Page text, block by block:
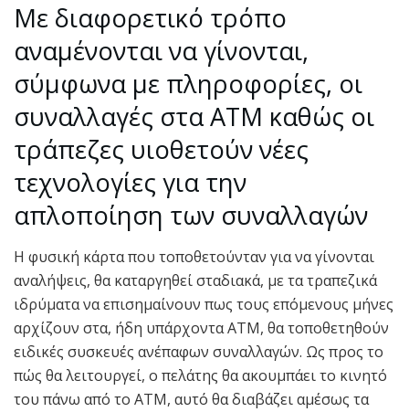
Με διαφορετικό τρόπο
αναμένονται να γίνονται,
σύμφωνα με πληροφορίες, οι
συναλλαγές στα ΑΤΜ καθώς οι
τράπεζες υιοθετούν νέες
τεχνολογίες για την
απλοποίηση των συναλλαγών
Η φυσική κάρτα που τοποθετούνταν για να γίνονται
αναλήψεις, θα καταργηθεί σταδιακά, με τα τραπεζικά
ιδρύματα να επισημαίνουν πως τους επόμενους μήνες
αρχίζουν στα, ήδη υπάρχοντα ΑΤΜ, θα τοποθετηθούν
ειδικές συσκευές ανέπαφων συναλλαγών. Ως προς το
πώς θα λειτουργεί, ο πελάτης θα ακουμπάει το κινητό
του πάνω από το ΑΤΜ, αυτό θα διαβάζει αμέσως τα